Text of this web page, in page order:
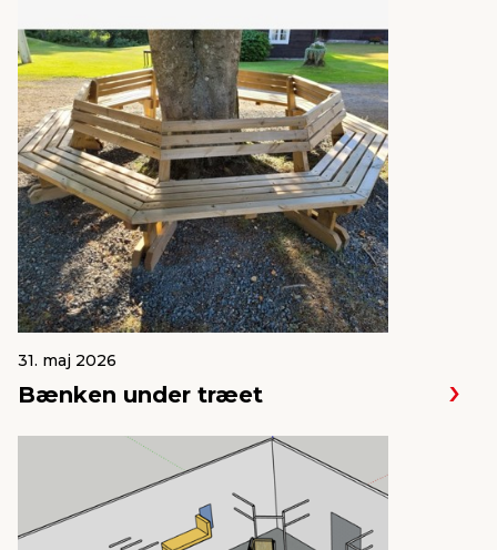
31. maj 2026
Bænken under træet